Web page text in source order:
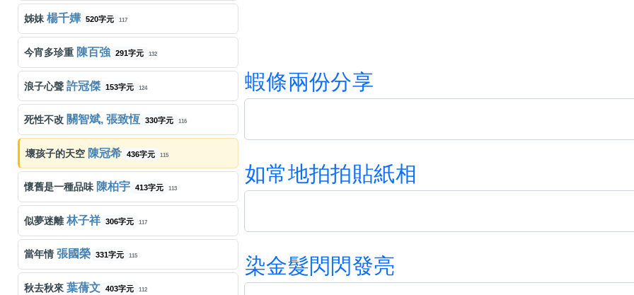
姊妹楊千嬅 520字元 117
今宵多珍重 陳百強 291字元 132
浪子心聲 許冠傑 153字元 124
死性不改 關智斌, 張致恆 330字元 116
壞孩子的天空 陳冠希 436字元 115
懷舊是一種品味 陳柏宇 413字元 113
似夢迷離林子祥 306字元 117
當年情張國榮 331字元 115
秋去秋來 葉蒨文 403字元 112
蝦條兩份分享
如常地拍拍貼紙相
染金髮閃 閃發亮